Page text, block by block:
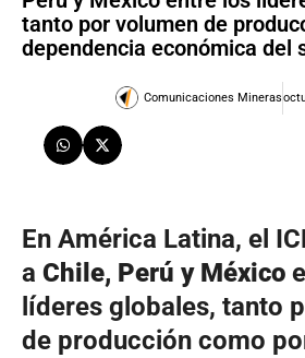
tanto por volumen de
dependencia económica del
Comunicaciones Mineras
En América Latina, el
a Chile, Perú y México
líderes globales, tanto
de producción como